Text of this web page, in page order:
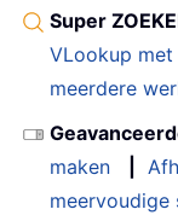
Super
VLookup
meerdere
maken
meervoudige